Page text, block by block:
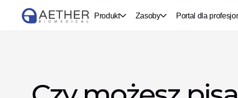
Produkt Zasoby Portal dla